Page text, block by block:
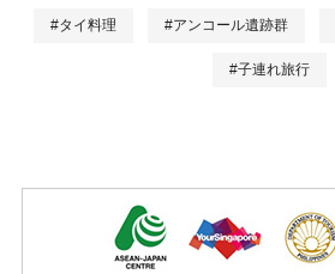
#タイ料理 #アンコール遺跡群
#子連れ旅行